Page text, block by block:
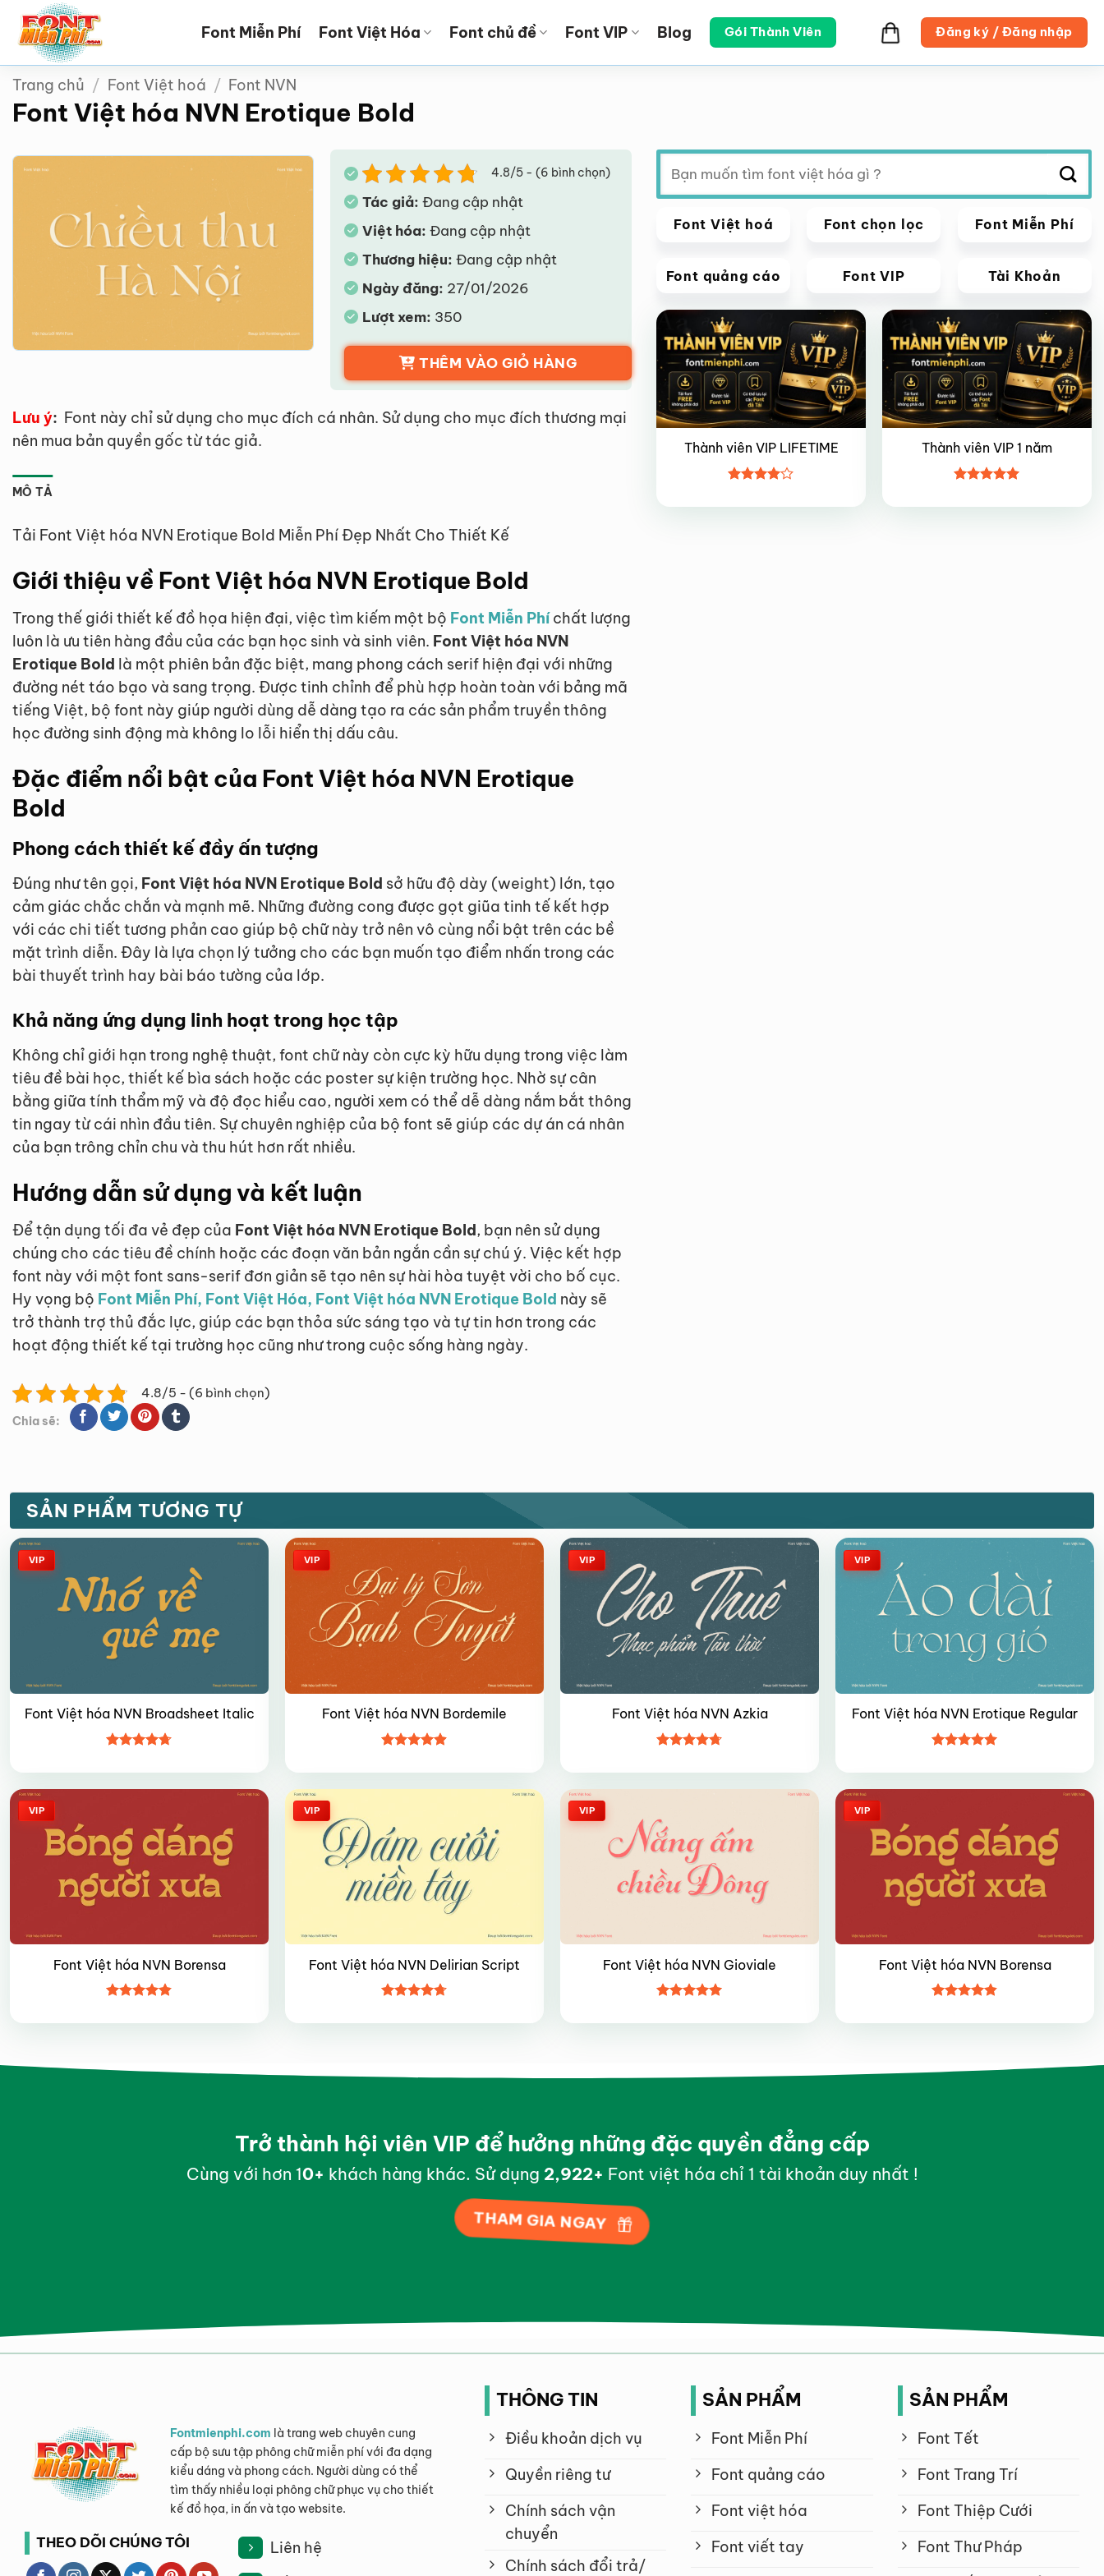
qua
dung
Font Miễn Phí Font Việt Hóa Font chủ đề Font VIP Blog Gói Thành Viên Đăng ký / Đăng nhập
Trang chủ / Font Việt hoá / Font NVN
Font Việt hóa NVN Erotique Bold
4.8/5 - (6 bình chọn)
Tác giả: Đang cập nhật
Việt hóa: Đang cập nhật
Thương hiệu: Đang cập nhật
Ngày đăng: 27/01/2026
Lượt xem: 350
THÊM VÀO GIỎ HÀNG
Lưu ý: Font này chỉ sử dụng cho mục đích cá nhân. Sử dụng cho mục đích thương mại
nên mua bản quyền gốc từ tác giả.
MÔ TẢ
Tải Font Việt hóa NVN Erotique Bold Miễn Phí Đẹp Nhất Cho Thiết Kế
Giới thiệu về Font Việt hóa NVN Erotique Bold
Trong thế giới thiết kế đồ họa hiện đại, việc tìm kiếm một bộ Font Miễn Phíchất lượng
luôn là ưu tiên hàng đầu của các bạn học sinh và sinh viên. Font Việt hóa NVN
Erotique Bold là một phiên bản đặc biệt, mang phong cách serif hiện đại với những
đường nét táo bạo và sang trọng. Được tinh chỉnh để phù hợp hoàn toàn với bảng mã
tiếng Việt, bộ font này giúp người dùng dễ dàng tạo ra các sản phẩm truyền thông
học đường sinh động mà không lo lỗi hiển thị dấu câu.
Đặc điểm nổi bật của Font Việt hóa NVN Erotique
Bold
Phong cách thiết kế đầy ấn tượng
Đúng như tên gọi, Font Việt hóa NVN Erotique Bold sở hữu độ dày (weight) lớn, tạo
cảm giác chắc chắn và mạnh mẽ. Những đường cong được gọt giũa tinh tế kết hợp
với các chi tiết tương phản cao giúp bộ chữ này trở nên vô cùng nổi bật trên các bề
mặt trình diễn. Đây là lựa chọn lý tưởng cho các bạn muốn tạo điểm nhấn trong các
bài thuyết trình hay bài báo tường của lớp.
Khả năng ứng dụng linh hoạt trong học tập
Không chỉ giới hạn trong nghệ thuật, font chữ này còn cực kỳ hữu dụng trong việc làm
tiêu đề bài học, thiết kế bìa sách hoặc các poster sự kiện trường học. Nhờ sự cân
bằng giữa tính thẩm mỹ và độ đọc hiểu cao, người xem có thể dễ dàng nắm bắt thông
tin ngay từ cái nhìn đầu tiên. Sự chuyên nghiệp của bộ font sẽ giúp các dự án cá nhân
của bạn trông chỉn chu và thu hút hơn rất nhiều.
Hướng dẫn sử dụng và kết luận
Để tận dụng tối đa vẻ đẹp của Font Việt hóa NVN Erotique Bold, bạn nên sử dụng
chúng cho các tiêu đề chính hoặc các đoạn văn bản ngắn cần sự chú ý. Việc kết hợp
font này với một font sans-serif đơn giản sẽ tạo nên sự hài hòa tuyệt vời cho bố cục.
Hy vọng bộ Font Miễn Phí, Font Việt Hóa, Font Việt hóa NVN Erotique Bold này sẽ
trở thành trợ thủ đắc lực, giúp các bạn thỏa sức sáng tạo và tự tin hơn trong các
hoạt động thiết kế tại trường học cũng như trong cuộc sống hàng ngày.
4.8/5 - (6 bình chọn)
Chia sẽ:
Tìm
kiếm:
Font Việt hoá Font chọn lọc Font Miễn Phí
Font quảng cáo Font VIP Tài Khoản
Giảm giá!
Thành viên VIP LIFETIME
xếp hạng
Giảm giá!
Thành viên VIP 1 năm
hạng55
SẢN PHẨM TƯƠNG TỰ
VIP
Font Việt hóa NVN Broadsheet Italic
hạng4.75
VIP
Font Việt hóa NVN Bordemile
hạng4.95
VIP
Font Việt hóa NVN Azkia
hạng4.75
VIP
Font Việt hóa NVN Erotique Regular
hạng55
VIP
Font Việt hóa NVN Borensa
hạng4.85
VIP
Font Việt hóa NVN Delirian Script
hạng4.75
VIP
Font Việt hóa NVN Gioviale
hạng55
VIP
Font Việt hóa NVN Borensa
hạng4.85
Trở thành hội viên VIP để hưởng những đặc quyền đẳng cấp
Cùng với hơn 10+ khách hàng khác. Sử dụng 2,998+ Font việt hóa chỉ 1 tài khoản duy nhất !
THAM GIA NGAY
Fontmienphi.com là trang web chuyên cung
cấp bộ sưu tập phông chữ miễn phí với đa dạng
kiểu dáng và phong cách. Người dùng có thể
tìm thấy nhiều loại phông chữ phục vụ cho thiết
kế đồ họa, in ấn và tạo website.
THEO DÕI CHÚNG TÔI
Liên hệ
THÔNG TIN
Điều khoản dịch vụ
Quyền riêng tư
Chính sách vận
chuyển
Chính sách đổi trả/
SẢN PHẨM
Font Miễn Phí
Font quảng cáo
Font việt hóa
Font viết tay
SẢN PHẨM
Font Tết
Font Trang Trí
Font Thiệp Cưới
Font Thư Pháp